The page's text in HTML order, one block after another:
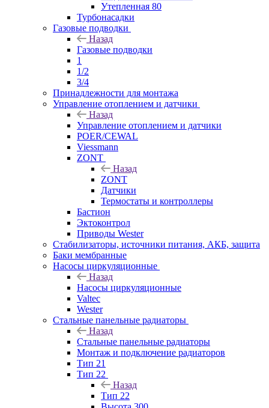
Утепленная 80
Турбонасадки
Газовые подводки
Назад
Газовые подводки
1
1/2
3/4
Принадлежности для монтажа
Управление отоплением и датчики
Назад
Управление отоплением и датчики
POER/CEWAL
Viessmann
ZONT
Назад
ZONT
Датчики
Термостаты и контроллеры
Бастион
Эктоконтрол
Приводы Wester
Стабилизаторы, источники питания, АКБ, защита
Баки мембранные
Насосы циркуляционные
Назад
Насосы циркуляционные
Valtec
Wester
Стальные панельные радиаторы
Назад
Стальные панельные радиаторы
Монтаж и подключение радиаторов
Тип 21
Тип 22
Назад
Тип 22